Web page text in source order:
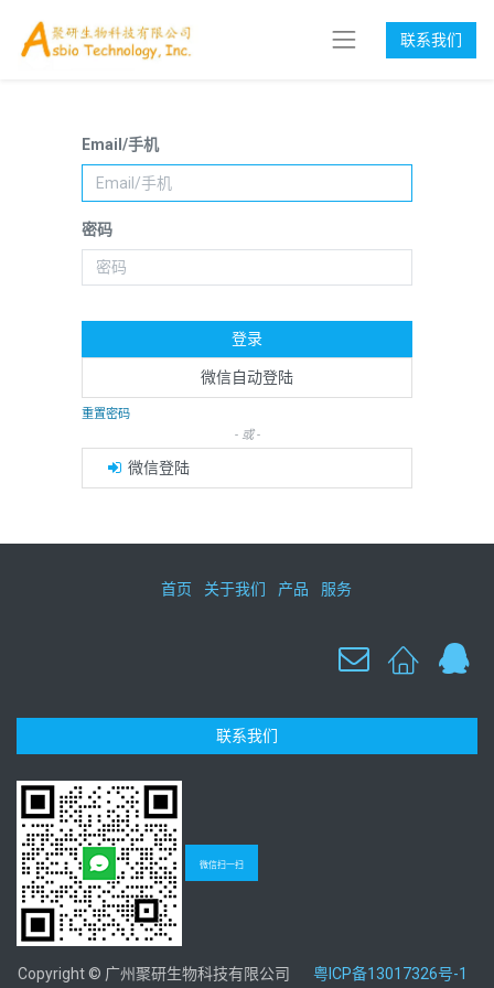
联系我们
Email/手机
密码
登录
微信自动登陆
重置密码
- 或 -
微信登陆
首页 关于我们 产品 服务
联系我们
微信扫一扫
Copyright © 广州聚研生物科技有限公司 粤ICP备13017326号-1